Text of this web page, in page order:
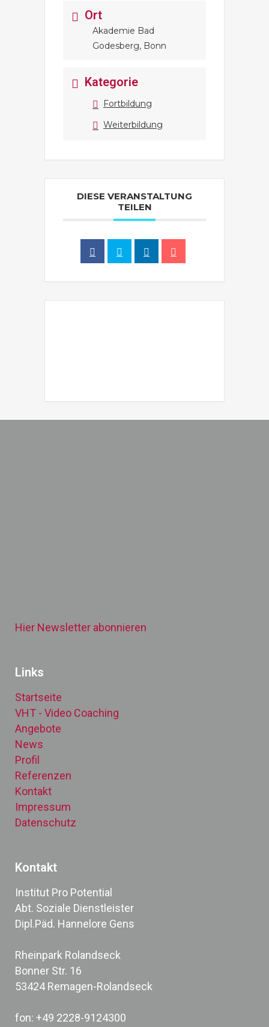
Ort
Akademie Bad
Godesberg, Bonn
Kategorie
Fortbildung
Weiterbildung
DIESE VERANSTALTUNG
TEILEN
Hier Newsletter abonnieren
Links
Startseite
VHT - Video Coaching
Angebote
News
Profil
Referenzen
Kontakt
Impressum
Datenschutz
Kontakt
Institut Pro Potential
Abt. Soziale Dienstleister
Dipl.Päd. Hannelore Gens
Rheinpark Rolandseck
Bonner Str. 16
53424 Remagen-Rolandseck
fon: +49 2228-9124300